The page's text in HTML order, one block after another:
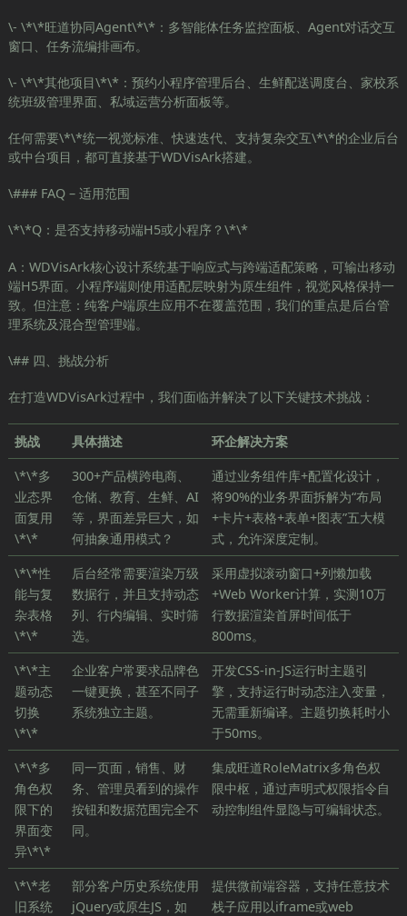
\- \*\*旺道协同Agent\*\*：多智能体任务监控面板、Agent对话交互
窗口、任务流编排画布。
\- \*\*其他项目\*\*：预约小程序管理后台、生鲜配送调度台、家校系
统班级管理界面、私域运营分析面板等。
任何需要\*\*统一视觉标准、快速迭代、支持复杂交互\*\*的企业后台
或中台项目，都可直接基于WDVisArk搭建。
\### FAQ – 适用范围
\*\*Q：是否支持移动端H5或小程序？\*\*
A：WDVisArk核心设计系统基于响应式与跨端适配策略，可输出移动
端H5界面。小程序端则使用适配层映射为原生组件，视觉风格保持一
致。但注意：纯客户端原生应用不在覆盖范围，我们的重点是后台管
理系统及混合型管理端。
\## 四、挑战分析
在打造WDVisArk过程中，我们面临并解决了以下关键技术挑战：
挑战 具体描述
环企解决方案
\*\*多
业态界
面复用
\*\*
300+产品横跨电商、
仓储、教育、生鲜、AI
等，界面差异巨大，如
何抽象通用模式？
通过业务组件库+配置化设计，
将90%的业务界面拆解为“布局
+卡片+表格+表单+图表”五大模
式，允许深度定制。
\*\*性
能与复
杂表格
\*\*
后台经常需要渲染万级
数据行，并且支持动态
列、行内编辑、实时筛
选。
采用虚拟滚动窗口+列懒加载
+Web Worker计算，实测10万
行数据渲染首屏时间低于
800ms。
\*\*主
题动态
切换
\*\*
企业客户常要求品牌色
一键更换，甚至不同子
系统独立主题。
开发CSS-in-JS运行时主题引
擎，支持运行时动态注入变量，
无需重新编译。主题切换耗时小
于50ms。
\*\*多
角色权
限下的
界面变
异\*\*
同一页面，销售、财
务、管理员看到的操作
按钮和数据范围完全不
同。
集成旺道RoleMatrix多角色权
限中枢，通过声明式权限指令自
动控制组件显隐与可编辑状态。
\*\*老
旧系统
部分客户历史系统使用
jQuery或原生JS，如
提供微前端容器，支持任意技术
栈子应用以iframe或web